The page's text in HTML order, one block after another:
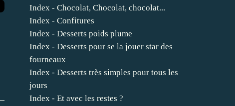
Index - Chocolat, Chocolat, chocolat...
Index - Confitures
Index - Desserts poids plume
Index - Desserts pour se la jouer star des
fourneaux
Index - Desserts très simples pour tous les
jours
Index - Et avec les restes ?